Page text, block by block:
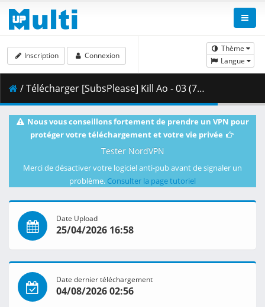
Thème
Langue
Inscription Connexion
/ Télécharger [SubsPlease] Kill Ao - 03 (720p) [1B170248].mkv.002 ( 351.38 MB )
Nous vous conseillons fortement de prendre un VPN pour
protéger votre téléchargement et votre vie privée
Tester NordVPN
Merci de désactiver votre logiciel anti-pub avant de signaler un
problème. Consulter la page tutoriel
Date Upload
25/04/2026 16:58
Date dernier téléchargement
04/08/2026 02:56